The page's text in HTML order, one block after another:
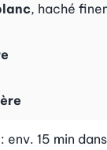
, haché
env. 15 min